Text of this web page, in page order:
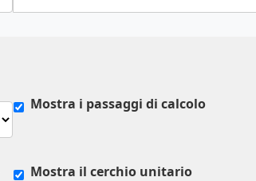
Mostra i passaggi di calcolo
Mostra il cerchio unitario